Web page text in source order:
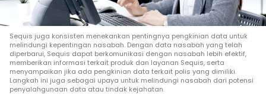
Sequis juga konsisten menekankan pentingnya pengkinian data untuk
melindungi kepentingan nasabah. Dengan data nasabah yang telah
diperbarui, Sequis dapat berkomunikasi dengan nasabah lebih efektif,
memberikan informasi terkait produk dan layanan Sequis, serta
menyampaikan jika ada pengkinian data terkait polis yang dimiliki.
Langkah ini juga sebagai upaya untuk melindungi nasabah dari potensi
penyalahgunaan data atau tindak kejahatan.